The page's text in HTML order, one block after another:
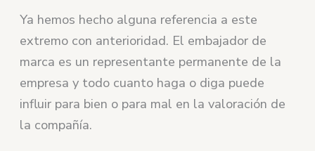
Ya hemos hecho alguna referencia a este
extremo con anterioridad. El embajador de
marca es un representante permanente de la
empresa y todo cuanto haga o diga puede
influir para bien o para mal en la valoración de
la compañía.